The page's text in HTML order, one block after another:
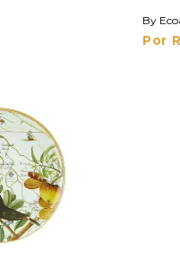
By
Por